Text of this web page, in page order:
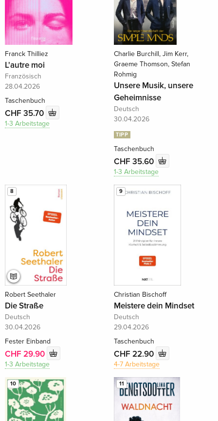
Franck Thilliez
L'autre moi
Französisch
28.04.2026
Taschenbuch
CHF 35.70
1-3 Arbeitstage
Charlie Burchill, Jim Kerr,
Graeme Thomson, Stefan
Rohmig
Unsere Musik, unsere
Geheimnisse
Deutsch
30.04.2026
TIPP
Taschenbuch
CHF 35.60
1-3 Arbeitstage
8
Robert Seethaler
Die Straße
Deutsch
30.04.2026
Fester Einband
CHF 29.90
1-3 Arbeitstage
9
Christian Bischoff
Meistere dein Mindset
Deutsch
29.04.2026
Taschenbuch
CHF 22.90
4-7 Arbeitstage
10 11